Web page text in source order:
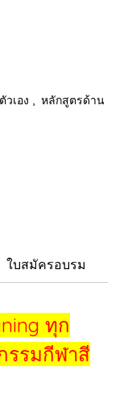
เอง , หลักสูตรด้าน
ใบสมัครอบรม
ทุก
รรมกีฬาสี